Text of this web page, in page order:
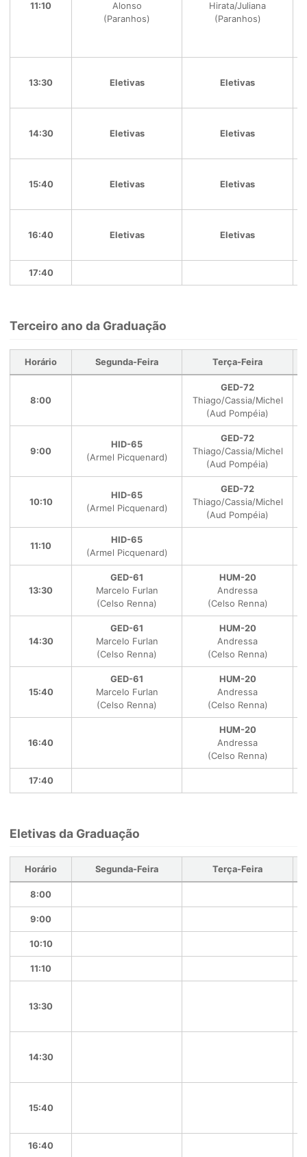
11:10
Alonso
(Paranhos)
Hirata/Juliana
(Paranhos)
13:30 Eletivas Eletivas
14:30 Eletivas Eletivas
15:40 Eletivas Eletivas
16:40 Eletivas Eletivas
17:40
Terceiro ano da Graduação
Horário Segunda-Feira Terça-Feira
8:00
GED-72
Thiago/Cassia/Michel
(Aud Pompéia)
9:00
HID-65
(Armel Picquenard)
GED-72
Thiago/Cassia/Michel
(Aud Pompéia)
10:10
HID-65
(Armel Picquenard)
GED-72
Thiago/Cassia/Michel
(Aud Pompéia)
11:10
HID-65
(Armel Picquenard)
13:30
GED-61
Marcelo Furlan
(Celso Renna)
HUM-20
Andressa
(Celso Renna)
14:30
GED-61
Marcelo Furlan
(Celso Renna)
HUM-20
Andressa
(Celso Renna)
15:40
GED-61
Marcelo Furlan
(Celso Renna)
HUM-20
Andressa
(Celso Renna)
16:40
HUM-20
Andressa
(Celso Renna)
17:40
Eletivas da Graduação
Horário Segunda-Feira Terça-Feira
8:00
9:00
10:10
11:10
13:30
14:30
15:40
16:40